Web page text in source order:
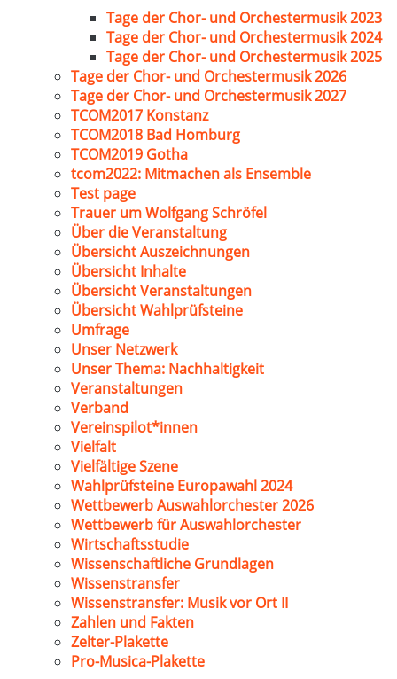
Tage der Chor- und Orchestermusik 2023
Tage der Chor- und Orchestermusik 2024
Tage der Chor- und Orchestermusik 2025
Tage der Chor- und Orchestermusik 2026
Tage der Chor- und Orchestermusik 2027
TCOM2017 Konstanz
TCOM2018 Bad Homburg
TCOM2019 Gotha
tcom2022: Mitmachen als Ensemble
Test page
Trauer um Wolfgang Schröfel
Über die Veranstaltung
Übersicht Auszeichnungen
Übersicht Inhalte
Übersicht Veranstaltungen
Übersicht Wahlprüfsteine
Umfrage
Unser Netzwerk
Unser Thema: Nachhaltigkeit
Veranstaltungen
Verband
Vereinspilot*innen
Vielfalt
Vielfältige Szene
Wahlprüfsteine Europawahl 2024
Wettbewerb Auswahlorchester 2026
Wettbewerb für Auswahlorchester
Wirtschaftsstudie
Wissenschaftliche Grundlagen
Wissenstransfer
Wissenstransfer: Musik vor Ort II
Zahlen und Fakten
Zelter-Plakette
Pro-Musica-Plakette